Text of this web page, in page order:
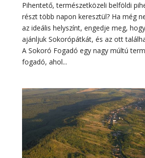
Pihentető, természetközeli belföldi
részt több napon keresztül? Ha még
az ideális helyszínt, engedje meg,
ajánljuk Sokorópátkát, és az ott
A Sokoró Fogadó egy nagy múltú
fogadó, ahol...